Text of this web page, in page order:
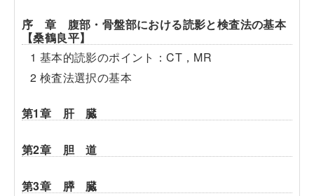
序 章 腹部・骨盤部における読影と検査法の基本
【桑鶴良平】
1 基本的読影のポイント：CT，MR
2 検査法選択の基本
第1章 肝 臓
第2章 胆 道
第3章 膵 臓